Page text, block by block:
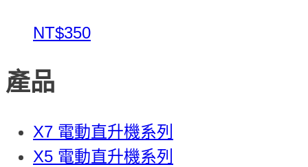
NT$350
產品
X7 電動直升機系列
X5 電動直升機系列